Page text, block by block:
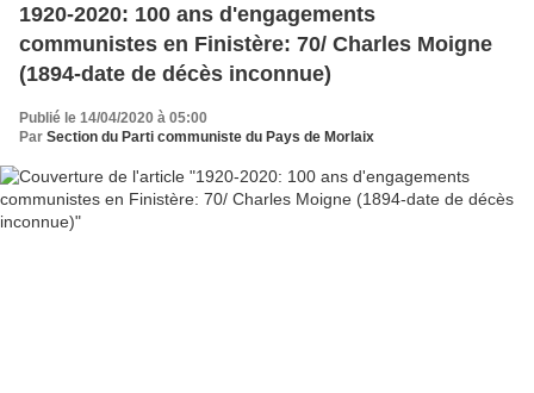
1920-2020: 100 ans d'engagements
communistes en Finistère: 70/ Charles Moigne
(1894-date de décès inconnue)
Publié le 14/04/2020 à 05:00
Par Section du Parti communiste du Pays de Morlaix